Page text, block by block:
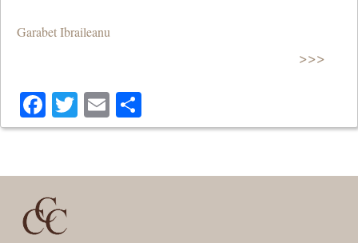
Garabet Ibraileanu
>>>
Facebook
Twitter
Email